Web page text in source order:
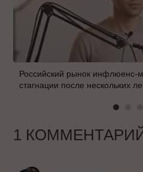
Российский рынок инфлюенс-
стагнации после нескольких
1